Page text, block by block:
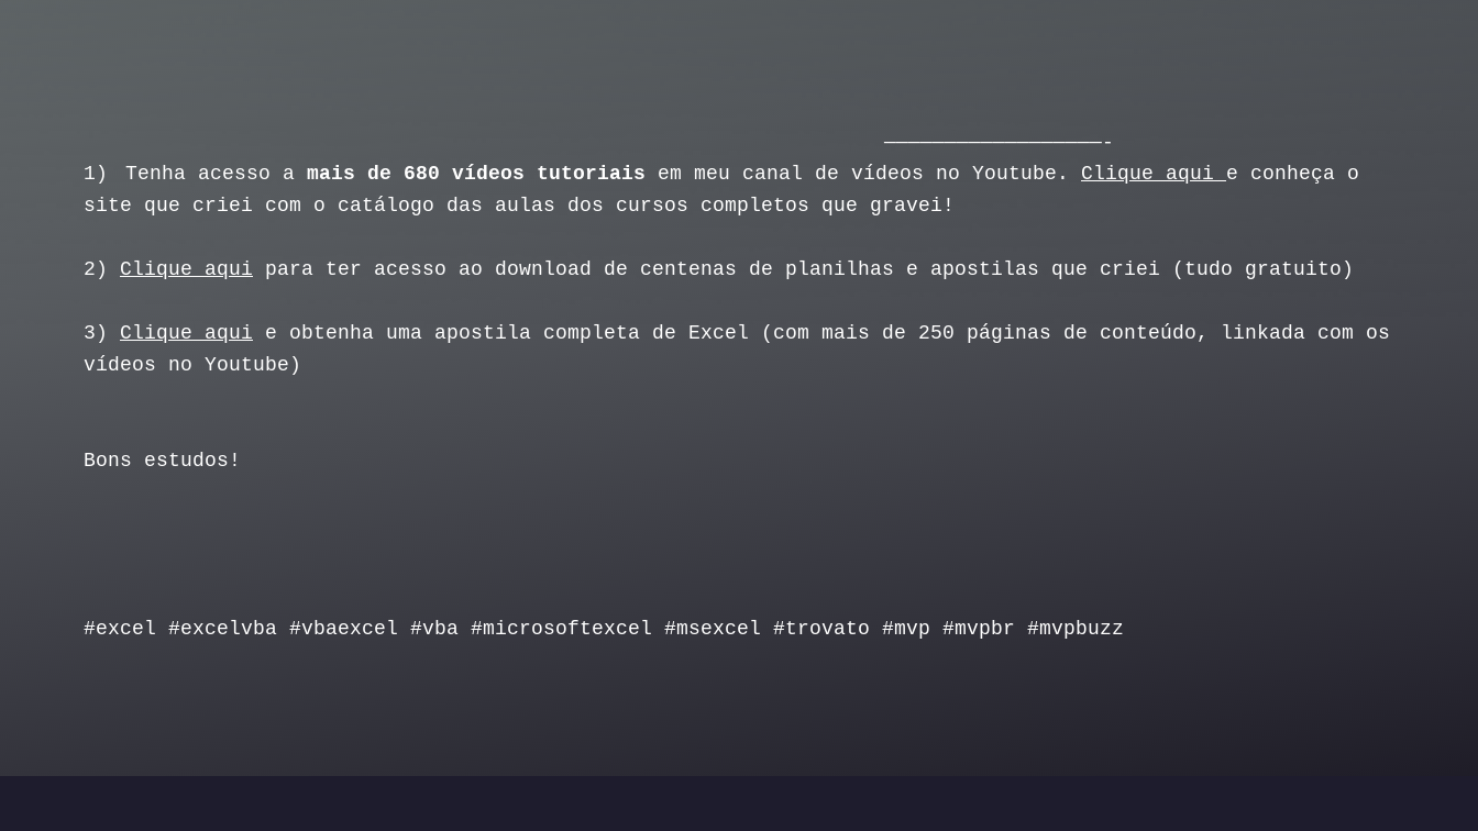
——————————————————-
1)
Tenha acesso a mais de 680 vídeos tutoriais em meu canal de vídeos no Youtube. Clique aqui e conheça o
site que criei com o catálogo das aulas dos cursos completos que gravei!
2) Clique aqui para ter acesso ao download de centenas de planilhas e apostilas que criei (tudo gratuito)
3) Clique aqui e obtenha uma apostila completa de Excel (com mais de 250 páginas de conteúdo, linkada com os
vídeos no Youtube)
Bons estudos!
#excel #excelvba #vbaexcel #vba #microsoftexcel #msexcel #trovato #mvp #mvpbr #mvpbuzz